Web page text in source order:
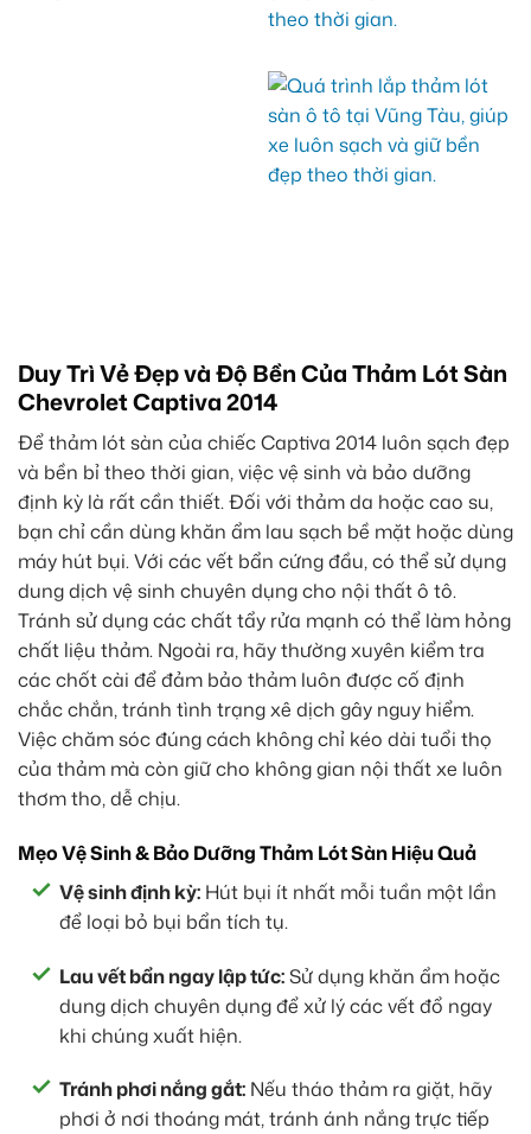
Duy Trì Vẻ Đẹp và Độ Bền Của Thảm Lót Sàn
Chevrolet Captiva 2014
Để thảm lót sàn của chiếc Captiva 2014 luôn sạch đẹp
và bền bỉ theo thời gian, việc vệ sinh và bảo dưỡng
định kỳ là rất cần thiết. Đối với thảm da hoặc cao su,
bạn chỉ cần dùng khăn ẩm lau sạch bề mặt hoặc dùng
máy hút bụi. Với các vết bẩn cứng đầu, có thể sử dụng
dung dịch vệ sinh chuyên dụng cho nội thất ô tô.
Tránh sử dụng các chất tẩy rửa mạnh có thể làm hỏng
chất liệu thảm. Ngoài ra, hãy thường xuyên kiểm tra
các chốt cài để đảm bảo thảm luôn được cố định
chắc chắn, tránh tình trạng xê dịch gây nguy hiểm.
Việc chăm sóc đúng cách không chỉ kéo dài tuổi thọ
của thảm mà còn giữ cho không gian nội thất xe luôn
thơm tho, dễ chịu.
Mẹo Vệ Sinh & Bảo Dưỡng Thảm Lót Sàn Hiệu Quả
Vệ sinh định kỳ: Hút bụi ít nhất mỗi tuần một lần
để loại bỏ bụi bẩn tích tụ.
Lau vết bẩn ngay lập tức:Sử dụng khăn ẩm hoặc
dung dịch chuyên dụng để xử lý các vết đổ ngay
khi chúng xuất hiện.
Tránh phơi nắng gắt: Nếu tháo thảm ra giặt, hãy
phơi ở nơi thoáng mát, tránh ánh nắng trực tiếp